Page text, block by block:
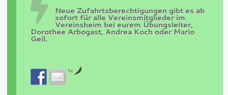
Neue Zufahrtsberechtigungen gibt es ab
sofort für alle Vereinsmitglieder im
Vereinsheim bei eurem Übungsleiter,
Dorothee Arbogast, Andrea Koch oder Mario
Geil.
by